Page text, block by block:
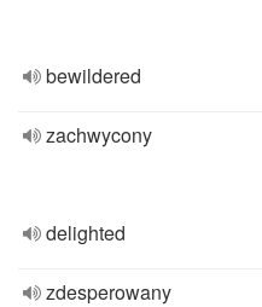
bewildered
zachwycony
delighted
zdesperowany